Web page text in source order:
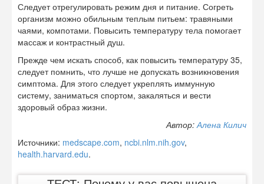
Следует отрегулировать режим дня и питание. Согреть
организм можно обильным теплым питьем: травяными
чаями, компотами. Повысить температуру тела помогает
массаж и контрастный душ.
Прежде чем искать способ, как повысить температуру 35,
следует помнить, что лучше не допускать возникновения
симптома. Для этого следует укреплять иммунную
систему, заниматься спортом, закаляться и вести
здоровый образ жизни.
Автор:Алена Килич
Источники: medscape.com, ncbi.nlm.nih.gov,
health.harvard.edu.